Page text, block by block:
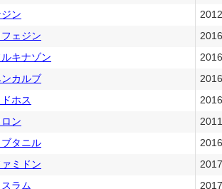
ン
ェジン
キナゾン
カルブ
ホス
ン
ブタニル
ミドン
ラム